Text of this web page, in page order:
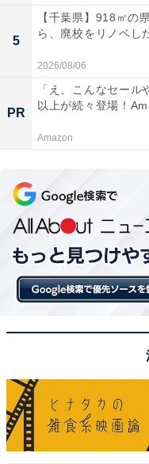
5
【千葉県】918㎡の
ら、廃校をリノベし
2026/08/06
PR
「え、こんなセー
以上が続々登場！
Amazon